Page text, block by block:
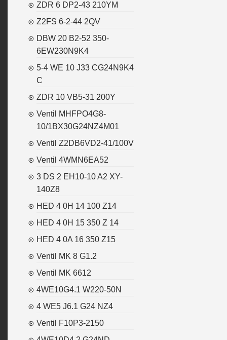
ZDR 6 DP2-43 210YM
Z2FS 6-2-44 2QV
DBW 20 B2-52 350-
6EW230N9K4
5-4 WE 10 J33 CG24N9K4
C
ZDR 10 VB5-31 200Y
Ventil MHFPO4G8-
10/1BX30G24NZ4M01
Ventil Z2DB6VD2-41/100V
Ventil 4WMN6EA52
3 DS 2 EH10-10 A2 XY-
140Z8
HED 4 0H 14 100 Z14
HED 4 0H 15 350 Z 14
HED 4 0A 16 350 Z15
Ventil MK 8 G1.2
Ventil MK 6612
4WE10G4.1 W220-50N
4 WE5 J6.1 G24 NZ4
Ventil F10P3-2150